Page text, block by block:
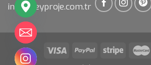
info@zeyproje.com.tr